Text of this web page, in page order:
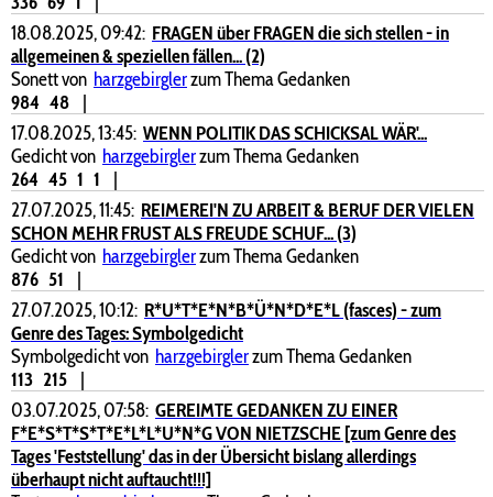
18.08.2025, 09:42: FRAGEN über FRAGEN die sich stellen - in
allgemeinen & speziellen fällen... (2)
Sonett von harzgebirglerzum Thema Gedanken
984 48
|
17.08.2025, 13:45: WENN POLITIK DAS SCHICKSAL WÄR'...
Gedicht von harzgebirglerzum Thema Gedanken
264 45 1 1
|
27.07.2025, 11:45: REIMEREI'N ZU ARBEIT & BERUF DER VIELEN
SCHON MEHR FRUST ALS FREUDE SCHUF... (3)
Gedicht von harzgebirglerzum Thema Gedanken
876 51
|
27.07.2025, 10:12: R*U*T*E*N*B*Ü*N*D*E*L (fasces) - zum
Genre des Tages: Symbolgedicht
Symbolgedicht von harzgebirglerzum Thema Gedanken
113 215
|
03.07.2025, 07:58: GEREIMTE GEDANKEN ZU EINER
F*E*S*T*S*T*E*L*L*U*N*G VON NIETZSCHE [zum Genre des
Tages 'Feststellung' das in der Übersicht bislang allerdings
überhaupt nicht auftaucht!!!]